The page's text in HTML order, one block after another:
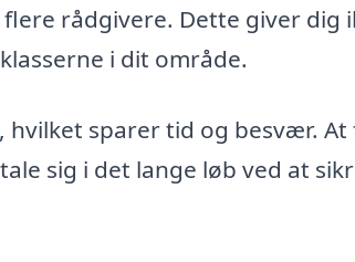
rådgivere. Dette giver dig
i dit område.
sparer tid og besvær. At
sig i det lange løb ved at